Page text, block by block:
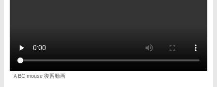
ＡBC mouse 復習動画